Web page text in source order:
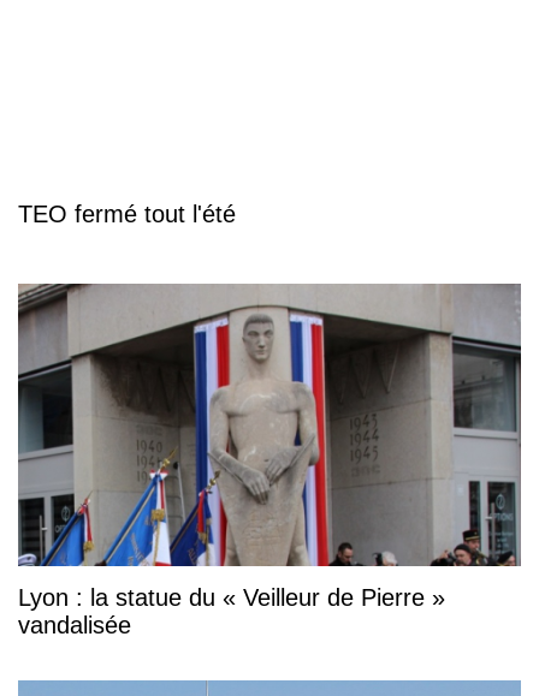
TEO fermé tout l'été
Lyon : la statue du « Veilleur de Pierre »
vandalisée